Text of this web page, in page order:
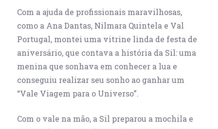
Com a ajuda de profissionais maravilhosas,
como a Ana Dantas, Nilmara Quintela e Val
Portugal, montei uma vitrine linda de festa de
aniversário, que contava a história da Sil: uma
menina que sonhava em conhecer a lua e
conseguiu realizar seu sonho ao ganhar um
“Vale Viagem para o Universo”.
Com o vale na mão, a Sil preparou a mochila e